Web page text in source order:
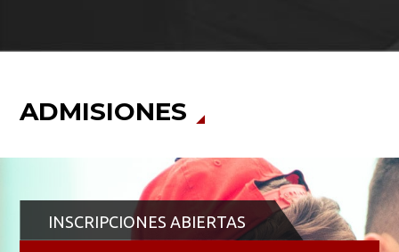
ADMISIONES
INSCRIPCIONES ABIERTAS